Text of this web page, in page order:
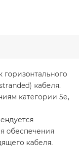
горизонтального
кабеля.
категории 5е,
обеспечения
кабеля.